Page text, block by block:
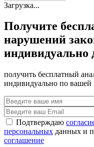
Загрузка...
Получите
нарушений
получить бесплатный
индивидуально по вашей
Подтверждаю
персональных данных и
соглашение